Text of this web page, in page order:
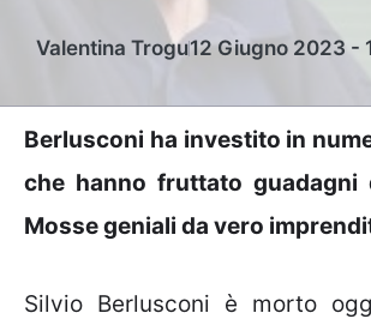
Valentina Trogu12 Giugno 2023 -
Berlusconi ha investito in
che hanno fruttato guadagni
Mosse geniali da vero
Silvio Berlusconi è morto